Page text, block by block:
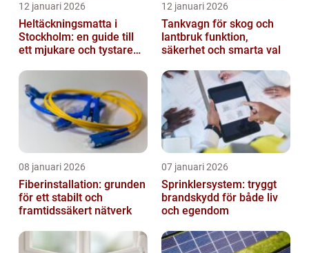
12 januari 2026
Heltäckningsmatta i
Stockholm: en guide till
ett mjukare och tystare
12 januari 2026
Tankvagn för skog och
lantbruk funktion,
säkerhet och smarta val
08 januari 2026
Fiberinstallation: grunden
för ett stabilt och
framtidssäkert nätverk
07 januari 2026
Sprinklersystem: tryggt
brandskydd för både liv
och egendom